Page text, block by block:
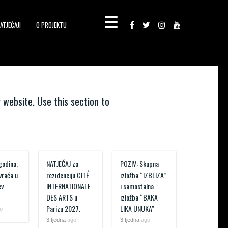
O PROJEKTU
website. Use this section to
u
NATJEČAJ za
rezidenciju CITÉ
INTERNATIONALE
DES ARTS u
Parizu 2027.
3 tjedna ago
POZIV: Skupna
izložba “IZBLIZA”
i samostalna
izložba “BAKA
LIKA UNUKA”
3 tjedna ago